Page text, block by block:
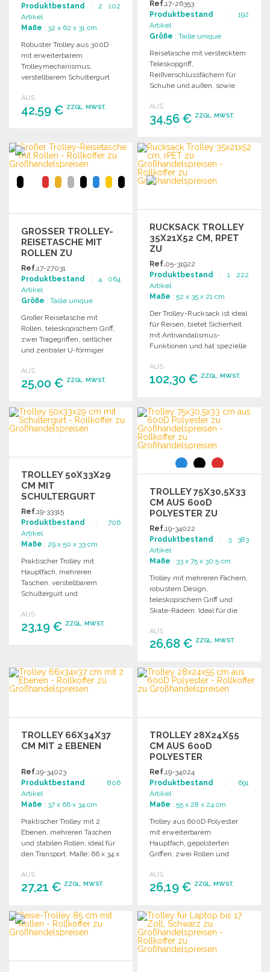
Produktbestand : 2 102
Artikel
Maße : 32 x 62 x 31 cm
Robuster Trolley aus 300D
mit erweiterbarem
Trolleymechanismus,
verstellbarem Schultergurt
Reißverschlussfächern. Maße:
62 x 31 x 32 cm.
AUS
42,59 € ZZGL. MWST.
Angebot anfordern
Ref.17-26353
Produktbestand : 192
Artikel
Größe : Taille unique
Reisetasche mit verstecktem
Teleskopgriff,
Reißverschlussfächern für
Schuhe und außen, sowie
Transport.
AUS
34,56 € ZZGL. MWST.
BESTELLEN
Angebot anfordern
GROSSER TROLLEY-R
EISETASCHE MIT R
OLLEN ZU G
ROSSHANDELSPREISEN
Ref.17-27031
Produktbestand : 4 064
Artikel
Größe : Taille unique
Großer Reisetasche mit
Rollen, teleskopischem Griff,
zwei Tragegriffen, seitlicher
und zentraler U-förmiger
kontrastierenden
Reißverschlüssen.
AUS
25,00 € ZZGL. MWST.
BESTELLEN
Angebot anfordern
RUCKSACK TROLLEY
35X21X52 CM, RPET
ZU
GROSSHANDELSPREISEN
Ref.05-31922
Produktbestand : 1 222
Artikel
Maße : 52 x 35 x 21 cm
Der Trolley-Rucksack ist ideal
für Reisen, bietet Sicherheit
mit Antivandalismus-
Funktionen und hat spezielle
Kleidung.
AUS
102,30 € ZZGL. MWST.
Angebot anfordern
TROLLEY 50X33X29
CM MIT
SCHULTERGURT
Ref.19-33315
Produktbestand : 706
Artikel
Maße : 29 x 50 x 33 cm
Praktischer Trolley mit
Hauptfach, mehreren
Taschen, verstellbarem
Schultergurt und
Reisen und Transport.
AUS
23,19 € ZZGL. MWST.
Angebot anfordern
TROLLEY 75X30,5X33
CM AUS 600D
POLYESTER ZU
GROSSHANDELSPREISEN
Ref.19-34022
Produktbestand : 3 383
Artikel
Maße : 33 x 75 x 30.5 cm
Trolley mit mehreren Fächern,
robustem Design,
teleskopischem Griff und
Skate-Rädern. Ideal für die
AUS
26,68 € ZZGL. MWST.
BESTELLEN
Angebot anfordern
TROLLEY 66X34X37
CM MIT 2 EBENEN
Ref.19-34023
Produktbestand : 806
Artikel
Maße : 37 x 66 x 34 cm
Praktischer Trolley mit 2
Ebenen, mehreren Taschen
und stabilen Rollen, ideal für
den Transport. Maße: 66 x 34 x
AUS
27,21 € ZZGL. MWST.
BESTELLEN
Angebot anfordern
TROLLEY 28X24X55
CM AUS 600D
POLYESTER
Ref.19-34024
Produktbestand : 691
Artikel
Maße : 55 x 28 x 24 cm
Trolley aus 600D Polyester
mit erweiterbarem
Hauptfach, gepolsterten
Griffen, zwei Rollen und
x 55 cm.
AUS
26,19 € ZZGL. MWST.
BESTELLEN
Angebot anfordern